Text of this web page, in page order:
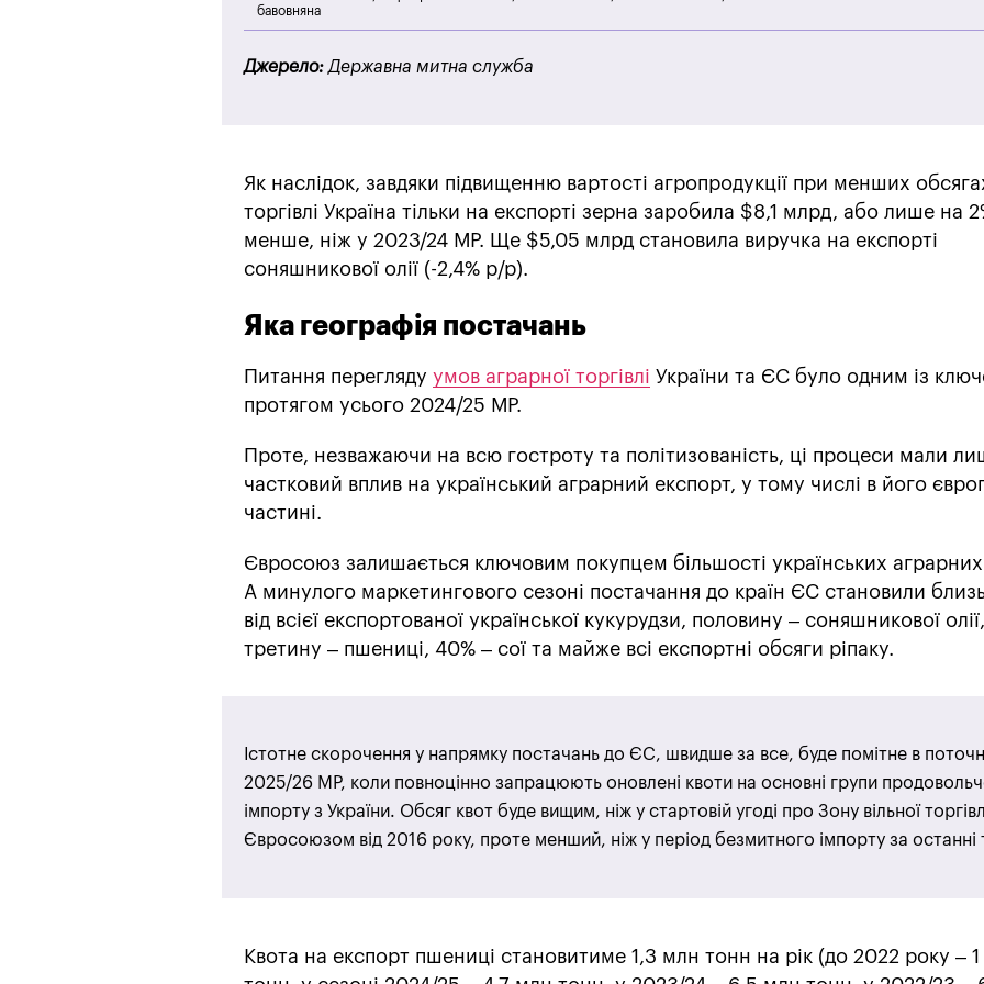
бавовняна
Джерело: Державна митна служба
Як наслідок, завдяки підвищенню вартості агропродукції при менших
торгівлі Україна тільки на експорті зерна заробила $8,1 млрд, або лише на
менше, ніж у 2023/24 МР. Ще $5,05 млрд становила виручка на експорті
соняшникової олії (-2,4% р/р).
Яка географія постачань
Питання перегляду умов аграрної торгівлі України та ЄС було одним із
протягом усього 2024/25 МР.
Проте, незважаючи на всю гостроту та політизованість, ці процеси мали
частковий вплив на український аграрний експорт, у тому числі в його
частині.
Євросоюз залишається ключовим покупцем більшості українських аграрних
А минулого маркетингового сезоні постачання до країн ЄС становили
від всієї експортованої української кукурудзи, половину – соняшникової олії,
третину – пшениці, 40% – сої та майже всі експортні обсяги ріпаку.
Істотне скорочення у напрямку постачань до ЄС, швидше за все, буде помітне в
2025/26 МР, коли повноцінно запрацюють оновлені квоти на основні групи
імпорту з України. Обсяг квот буде вищим, ніж у стартовій угоді про Зону вільної
Євросоюзом від 2016 року, проте менший, ніж у період безмитного імпорту за останні
Квота на експорт пшениці становитиме 1,3 млн тонн на рік (до 2022 року –